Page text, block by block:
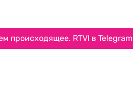
происходящее. RTVI в Telegram